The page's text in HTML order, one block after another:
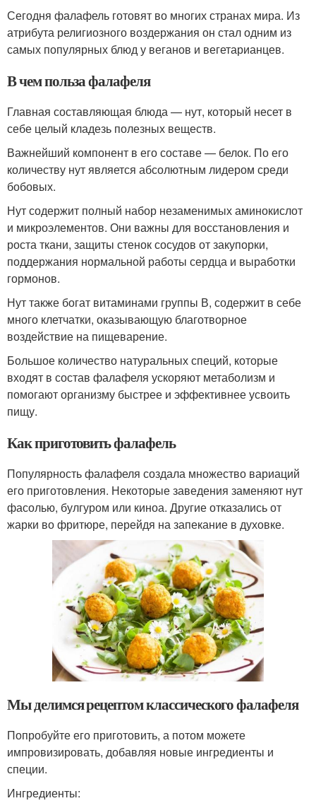
Сегодня фалафель готовят во многих странах мира. Из
атрибута религиозного воздержания он стал одним из
самых популярных блюд у веганов и вегетарианцев.
В чем польза фалафеля
Главная составляющая блюда — нут, который несет в
себе целый кладезь полезных веществ.
Важнейший компонент в его составе — белок. По его
количеству нут является абсолютным лидером среди
бобовых.
Нут содержит полный набор незаменимых аминокислот
и микроэлементов. Они важны для восстановления и
роста ткани, защиты стенок сосудов от закупорки,
поддержания нормальной работы сердца и выработки
гормонов.
Нут также богат витаминами группы В, содержит в себе
много клетчатки, оказывающую благотворное
воздействие на пищеварение.
Большое количество натуральных специй, которые
входят в состав фалафеля ускоряют метаболизм и
помогают организму быстрее и эффективнее усвоить
пищу.
Как приготовить фалафель
Популярность фалафеля создала множество вариаций
его приготовления. Некоторые заведения заменяют нут
фасолью, булгуром или киноа. Другие отказались от
жарки во фритюре, перейдя на запекание в духовке.
Мы делимся рецептом классического фалафеля
Попробуйте его приготовить, а потом можете
импровизировать, добавляя новые ингредиенты и
специи.
Ингредиенты: